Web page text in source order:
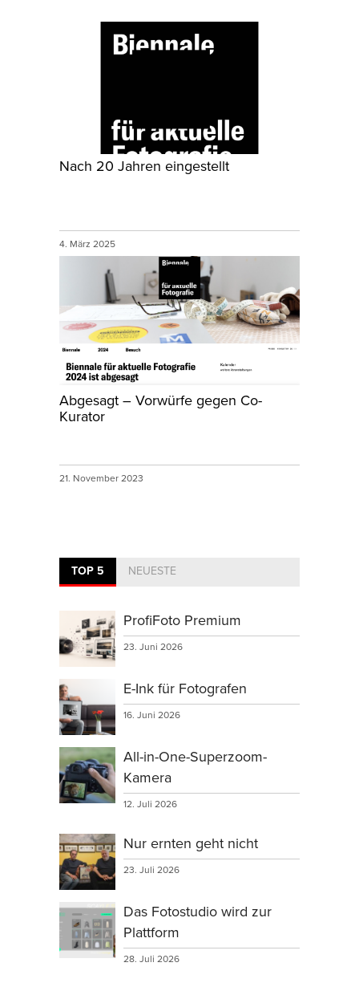
Nach 20 Jahren eingestellt
4. März 2025
Abgesagt – Vorwürfe gegen Co-
Kurator
21. November 2023
TOP 5 NEUESTE
ProfiFoto Premium
23. Juni 2026
E-Ink für Fotografen
16. Juni 2026
All-in-One-Superzoom-
Kamera
12. Juli 2026
Nur ernten geht nicht
23. Juli 2026
Das Fotostudio wird zur
Plattform
28. Juli 2026